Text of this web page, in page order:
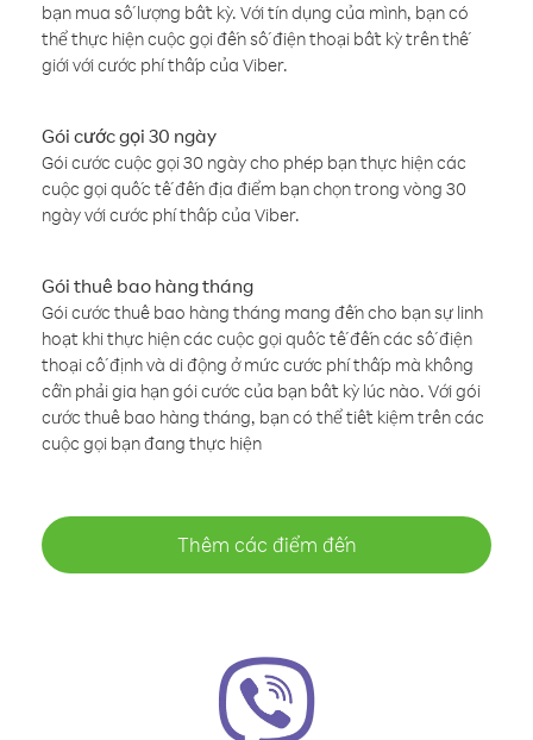
bạn mua số lượng bất kỳ. Với tín dụng của mình, bạn có
thể thực hiện cuộc gọi đến số điện thoại bất kỳ trên thế
giới với cước phí thấp của Viber.
Gói cước gọi 30 ngày
Gói cước cuộc gọi 30 ngày cho phép bạn thực hiện các
cuộc gọi quốc tế đến địa điểm bạn chọn trong vòng 30
ngày với cước phí thấp của Viber.
Gói thuê bao hàng tháng
Gói cước thuê bao hàng tháng mang đến cho bạn sự linh
hoạt khi thực hiện các cuộc gọi quốc tế đến các số điện
thoại cố định và di động ở mức cước phí thấp mà không
cần phải gia hạn gói cước của bạn bất kỳ lúc nào. Với gói
cước thuê bao hàng tháng, bạn có thể tiết kiệm trên các
cuộc gọi bạn đang thực hiện
Thêm các điểm đến